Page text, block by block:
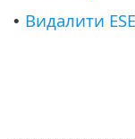
• Видалити